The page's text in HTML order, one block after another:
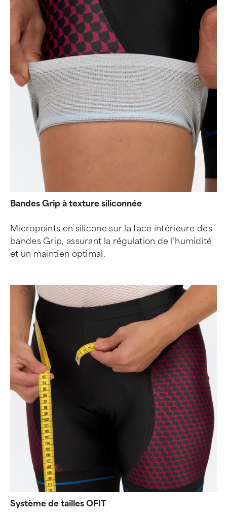
Bandes Grip à texture siliconnée
Micropoints en silicone sur la face intérieure des
bandes Grip, assurant la régulation de l’humidité
et un maintien optimal.
Système de tailles OFIT